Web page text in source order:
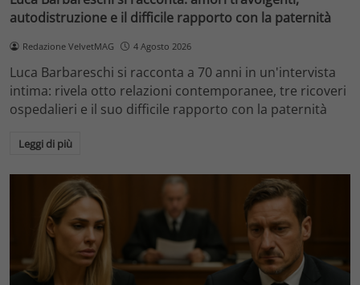
autodistruzione e il difficile rapporto con la paternità
Redazione VelvetMAG 4 Agosto 2026
Luca Barbareschi si racconta a 70 anni in un'intervista
intima: rivela otto relazioni contemporanee, tre ricoveri
ospedalieri e il suo difficile rapporto con la paternità
Leggi di più